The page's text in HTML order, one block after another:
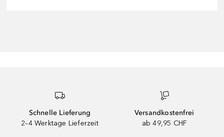
Schnelle Lieferung
2–4 Werktage Lieferzeit
Versandkostenfrei
ab 49,95 CHF